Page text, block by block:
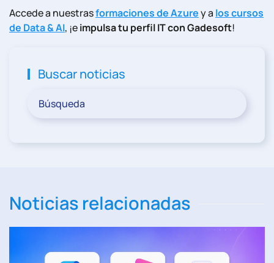
Accede a nuestrasformaciones de Azurey a los cursos
de Data & AI, ¡eimpulsa tu perfil IT con Gadesoft!
Buscar noticias
Noticias relacionadas